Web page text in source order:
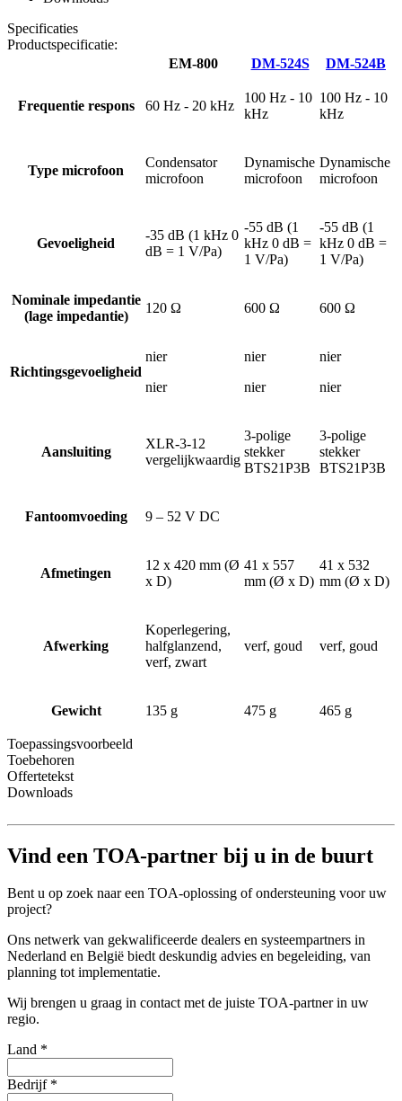
Specificaties
Productspecificatie:
EM-800
DM-524S DM-524B
Frequentie respons 60 Hz - 20 kHz
100 Hz - 10
kHz
100 Hz - 10
kHz
Type microfoon
Condensator
microfoon
Dynamische
microfoon
Dynamische
microfoon
Gevoeligheid
-35 dB (1 kHz 0
dB = 1 V/Pa)
-55 dB (1
kHz 0 dB =
1 V/Pa)
-55 dB (1
kHz 0 dB =
1 V/Pa)
Nominale impedantie
(lage impedantie)
120 Ω 600 Ω 600 Ω
Richtingsgevoeligheid
nier
nier
nier
nier
nier
nier
Aansluiting
XLR-3-12
vergelijkwaardig
3-polige
stekker
BTS21P3B
3-polige
stekker
BTS21P3B
Fantoomvoeding 9 – 52 V DC
Afmetingen
12 x 420 mm (Ø
x D)
41 x 557
mm (Ø x D)
41 x 532
mm (Ø x D)
Afwerking
Koperlegering,
halfglanzend,
verf, zwart
verf, goud verf, goud
Gewicht 135 g 475 g 465 g
Toepassingsvoorbeeld
Toebehoren
Offertetekst
Downloads
Vind een TOA-partner bij u in de buurt
Bent u op zoek naar een TOA-oplossing of ondersteuning voor uw
project?
Ons netwerk van gekwalificeerde dealers en systeempartners in
Nederland en België biedt deskundig advies en begeleiding, van
planning tot implementatie.
Wij brengen u graag in contact met de juiste TOA-partner in uw
regio.
Land *
Bedrijf *